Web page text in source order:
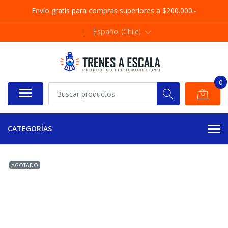
Envío gratis para compras superiores a $200.000.-
| Español (Chile)
0
CATEGORÍAS
AGOTADO